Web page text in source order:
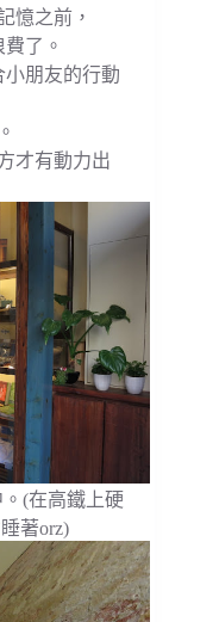
憶之前，
了。
朋友的行動
才有動力出
(在高鐵上硬
著orz)